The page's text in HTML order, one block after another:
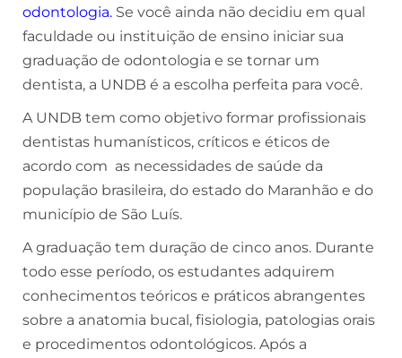
odontologia. Se você ainda não decidiu em qual
faculdade ou instituição de ensino iniciar sua
graduação de odontologia e se tornar um
dentista, a UNDB é a escolha perfeita para você.
A UNDB tem como objetivo formar profissionais
dentistas humanísticos, críticos e éticos de
acordo com as necessidades de saúde da
população brasileira, do estado do Maranhão e do
município de São Luís.
A graduação tem duração de cinco anos. Durante
todo esse período, os estudantes adquirem
conhecimentos teóricos e práticos abrangentes
sobre a anatomia bucal, fisiologia, patologias orais
e procedimentos odontológicos. Após a